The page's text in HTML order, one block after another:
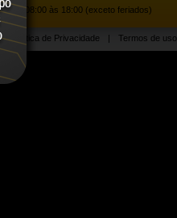
das 08:00 às 18:00 (exceto feriados)
Política de Privacidade | Termos de uso